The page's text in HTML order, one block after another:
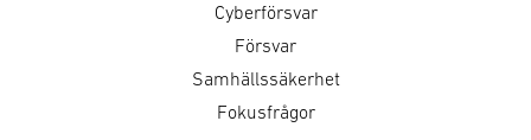
Målsättningen är att det ska …
Cyberförsvar
Försvar
Samhällssäkerhet
Fokusfrågor